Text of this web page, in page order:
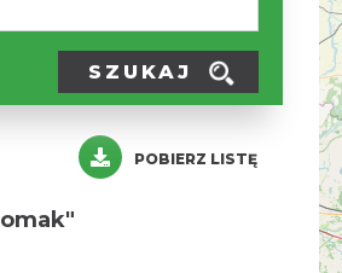
SZUKAJ
POBIERZ LISTĘ